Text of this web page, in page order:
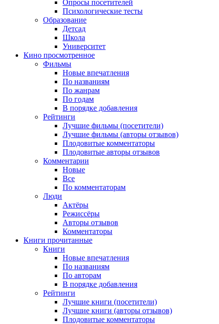
Опросы посетителей
Психологические тесты
Образование
Детсад
Школа
Университет
Кино просмотренное
Фильмы
Новые впечатления
По названиям
По жанрам
По годам
В порядке добавления
Рейтинги
Лучшие фильмы (посетители)
Лучшие фильмы (авторы отзывов)
Плодовитые комментаторы
Плодовитые авторы отзывов
Комментарии
Новые
Все
По комментаторам
Люди
Актёры
Режиссёры
Авторы отзывов
Комментаторы
Книги прочитанные
Книги
Новые впечатления
По названиям
По авторам
В порядке добавления
Рейтинги
Лучшие книги (посетители)
Лучшие книги (авторы отзывов)
Плодовитые комментаторы